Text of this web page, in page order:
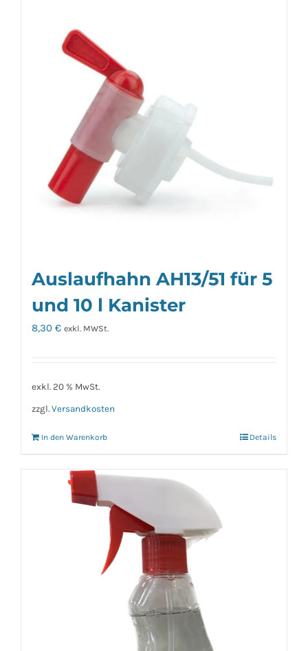
Auslaufhahn AH13/51 für 5
und 10 l Kanister
8,30 € exkl. MWSt.
exkl. 20 % MwSt.
zzgl. Versandkosten
In den Warenkorb Details